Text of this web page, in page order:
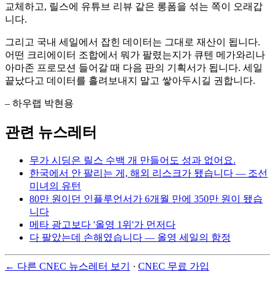
교체하고, 릴스에 유튜브 리뷰 같은 롱폼을 섞는 쪽이 오래갑
니다.
그리고 국내 세일에서 잡힌 데이터는 그대로 재산이 됩니다.
어떤 크리에이터 조합에서 뭐가 팔렸는지가 큐텐 메가와리나
아마존 프로모션 들어갈 때 다음 판의 기획서가 됩니다. 세일
끝났다고 데이터를 흘려보내지 말고 쌓아두시길 권합니다.
– 하우랩 박현용
관련 뉴스레터
무가 시딩은 릴스 수백 개 만들어도 성과 없어요.
한국에서 안 팔리는 게, 해외 리스크가 됐습니다 — 조선
미녀의 유턴
80만 원이던 인플루언서가 6개월 만에 350만 원이 됐습
니다
메타 광고보다 '올영 1위'가 먼저다
다 팔았는데 손해였습니다 — 올영 세일의 함정
← 다른 CNEC 뉴스레터 보기 · CNEC 무료 가입